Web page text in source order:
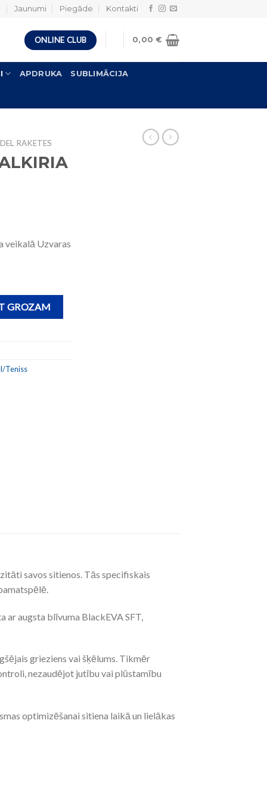
Jaunumi Piegāde Kontakti
ONLINE CLUB 0,00€
APDRUKA SUBLIMĀCIJA
RAKETES
veikalā Uzvaras
GROZAM
Teniss
savos sitienos. Tās specifiskais
augsta blīvuma BlackEVA SFT,
grieziens vai šķēlums. Tikmēr
nezaudējot jutību vai plūstamību
optimizēšanai sitiena laikā un lielākas